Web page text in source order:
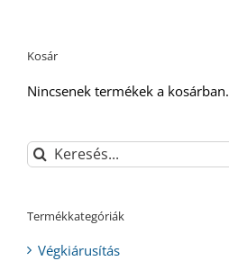
Kosár
Nincsenek termékek a kosárban.
Keresés...
Termékkategóriák
Végkiárusítás